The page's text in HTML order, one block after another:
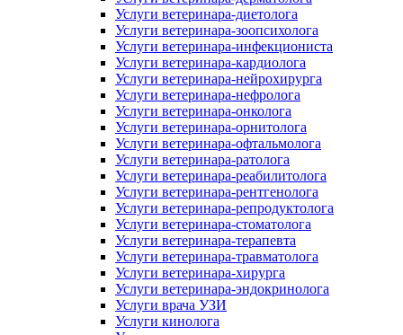
Услуги ветеринара-диетолога
Услуги ветеринара-зоопсихолога
Услуги ветеринара-инфекциониста
Услуги ветеринара-кардиолога
Услуги ветеринара-нейрохирурга
Услуги ветеринара-нефролога
Услуги ветеринара-онколога
Услуги ветеринара-орнитолога
Услуги ветеринара-офтальмолога
Услуги ветеринара-ратолога
Услуги ветеринара-реабилитолога
Услуги ветеринара-рентгенолога
Услуги ветеринара-репродуктолога
Услуги ветеринара-стоматолога
Услуги ветеринара-терапевта
Услуги ветеринара-травматолога
Услуги ветеринара-хирурга
Услуги ветеринара-эндокринолога
Услуги врача УЗИ
Услуги кинолога